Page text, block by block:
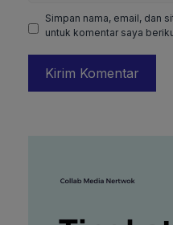
Simpan nama, email, dan
untuk komentar saya